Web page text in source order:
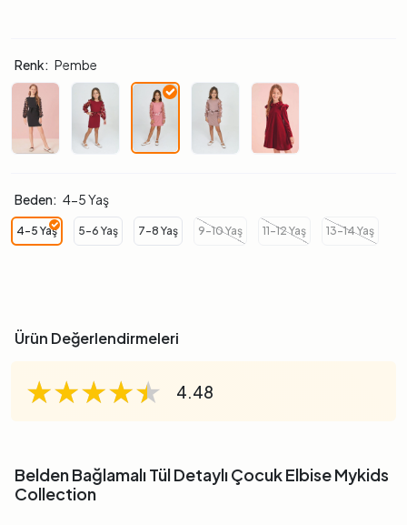
Renk: Pembe
Beden: 4-5 Yaş
4-5 Yaş 5-6 Yaş 7-8 Yaş 9-10 Yaş 11-12 Yaş 13-14 Yaş
Ürün Değerlendirmeleri
★★★★★
★★★★★
★★★★★ 4.48
Belden Bağlamalı Tül Detaylı Çocuk Elbise Mykids
Collection